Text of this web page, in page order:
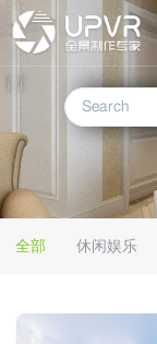
全部 休闲娱乐